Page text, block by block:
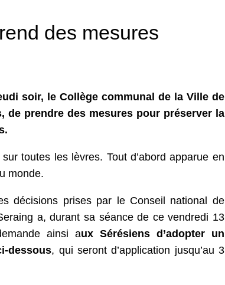
des mesures
soir, le Collège communal de la Ville de
de prendre des mesures pour préserver la
toutes les lèvres. Tout d’abord apparue en
monde.
décisions prises par le Conseil national de
a, durant sa séance de ce vendredi 13
ainsi aux Sérésiens d’adopter un
dessous, qui seront d’application jusqu’au 3